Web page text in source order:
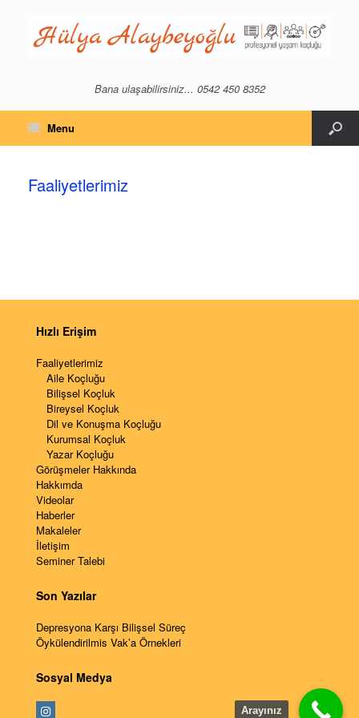
Bana ulaşabilirsiniz... 0542 450 8352
Menu
Faaliyetlerimiz
Hızlı Erişim
Faaliyetlerimiz
Aile Koçluğu
Bilişsel Koçluk
Bireysel Koçluk
Dil ve Konuşma Koçluğu
Kurumsal Koçluk
Yazar Koçluğu
Görüşmeler Hakkında
Hakkımda
Videolar
Haberler
Makaleler
İletişim
Seminer Talebi
Son Yazılar
Depresyona Karşı Bilişsel Süreç
Öykülendirilmis Vak’a Örnekleri
Sosyal Medya
Arayınız